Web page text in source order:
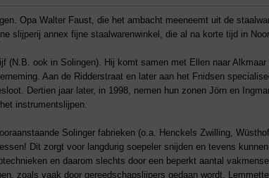
Opa Walter Faust, die het ambacht meeneemt uit de
slijperij annex fijne staalwarenwinkel, die al na korte tijd in
ook in Solingen). Hij komt samen met Ellen naar
Aan de Ridderstraat en later aan het Fnidsen
Dertien jaar later, in 1998, nemen hun zonen Jörn en
instrumentslijpen.
Solinger fabrieken (o.a. Henckels Zwilling,
Dit zorgt voor langdurig soepeler snijden en tevens
en daarom slechts door een beperkt aantal
zoals vaak door gereedschapslijpers gedaan wordt.